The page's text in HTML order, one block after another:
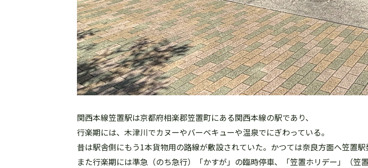
関西本線笠置駅は京都府相楽郡笠置町にある関西本線の駅であり、
行楽期には、木津川でカヌーやバーベキューや温泉でにぎわっている。
昔は駅舎側にもう1本貨物用の路線が敷設されていた。かつては奈良方面へ笠置
また行楽期には準急（のち急行）「かすが」の臨時停車、「笠置ホリデー」（笠